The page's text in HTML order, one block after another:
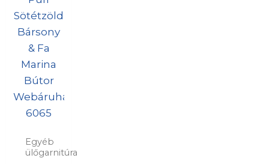
Egyéb
ülőgarnitúra